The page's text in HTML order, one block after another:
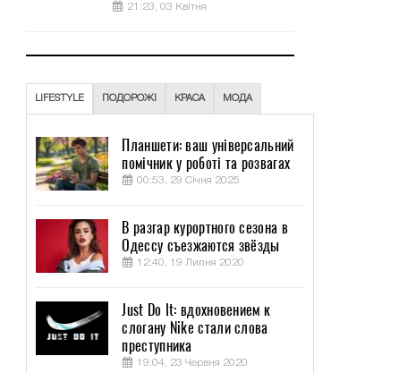
21:23, 03 Квітня
LIFESTYLE ПОДОРОЖІ КРАСА МОДА
Планшети: ваш універсальний
помічник у роботі та розвагах
00:53, 29 Січня 2025
В разгар курортного сезона в
Одессу съезжаются звёзды
12:40, 19 Липня 2020
Just Do It: вдохновением к
слогану Nike стали слова
преступника
19:04, 23 Червня 2020